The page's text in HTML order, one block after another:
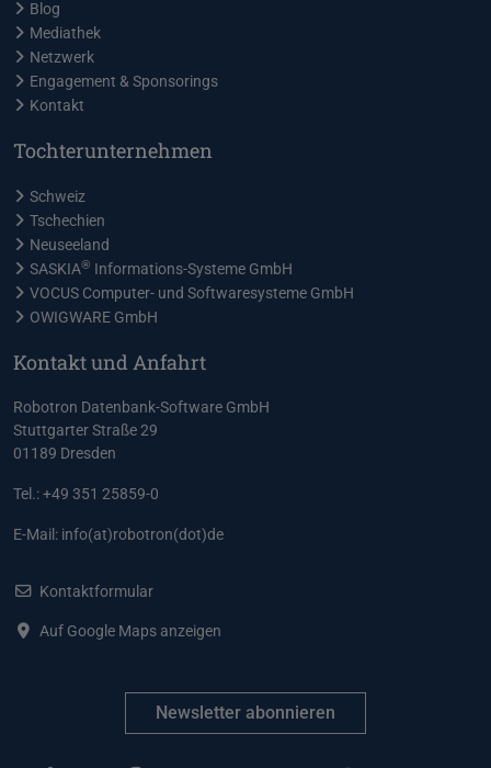
Blog
Mediathek
Netzwerk
Engagement & Sponsorings
Kontakt
Tochterunternehmen
Schweiz
Tschechien
Neuseeland
SASKIA® Informations-Systeme GmbH
VOCUS Computer- und Softwaresysteme GmbH
OWIGWARE GmbH
Kontakt und Anfahrt
Robotron Datenbank-Software GmbH
Stuttgarter Straße 29
01189 Dresden
Tel.: +49 351 25859-0
E-Mail: info(at)robotron(dot)de
Kontaktformular
Auf Google Maps anzeigen
Newsletter abonnieren